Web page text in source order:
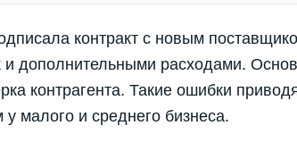
контракт с новым
и дополнительными расходами.
контрагента. Такие ошибки
малого и среднего бизнеса.